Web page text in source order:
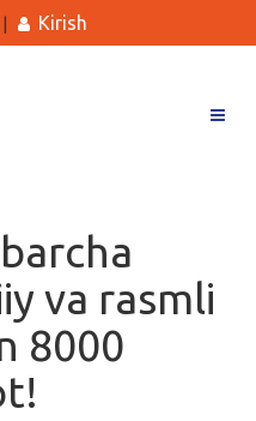
Kirish
va rasmli
8000